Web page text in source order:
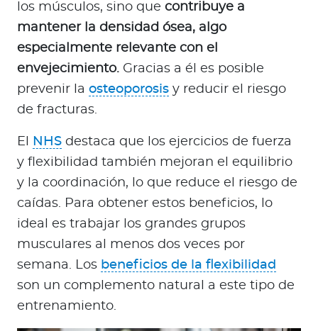
los músculos, sino que contribuye a
mantener la densidad ósea, algo
especialmente relevante con el
envejecimiento. Gracias a él es posible
prevenir la osteoporosis y reducir el riesgo
de fracturas.
El NHS destaca que los ejercicios de fuerza
y flexibilidad también mejoran el equilibrio
y la coordinación, lo que reduce el riesgo de
caídas. Para obtener estos beneficios, lo
ideal es trabajar los grandes grupos
musculares al menos dos veces por
semana. Los beneficios de la flexibilidad
son un complemento natural a este tipo de
entrenamiento.